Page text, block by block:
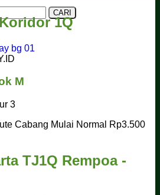
CARI
1Q
M
3
Cabang Mulai Normal Rp3.500
TJ1Q Rempoa -